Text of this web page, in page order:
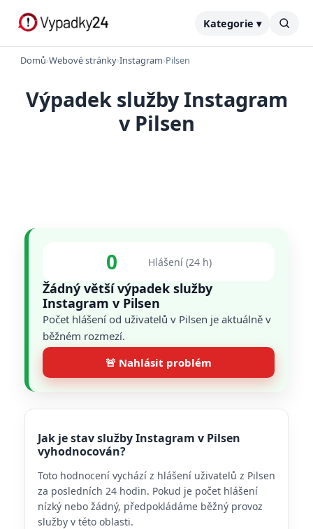
Kategorie ▾
Domů›Webové stránky›Instagram›Pilsen
Výpadek služby Instagram
v Pilsen
0 Hlášení (24 h)
Žádný větší výpadek služby
Instagram v Pilsen
Počet hlášení od uživatelů v Pilsen je aktuálně v
běžném rozmezí.
🚨 Nahlásit problém
Jak je stav služby Instagram v Pilsen
vyhodnocován?
Toto hodnocení vychází z hlášení uživatelů z Pilsen
za posledních 24 hodin. Pokud je počet hlášení
nízký nebo žádný, předpokládáme běžný provoz
služby v této oblasti.